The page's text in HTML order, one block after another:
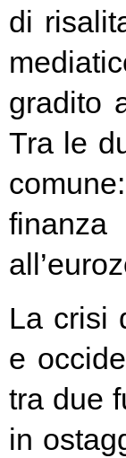
di
gradito
Tra le
La crisi
e
tra due
in